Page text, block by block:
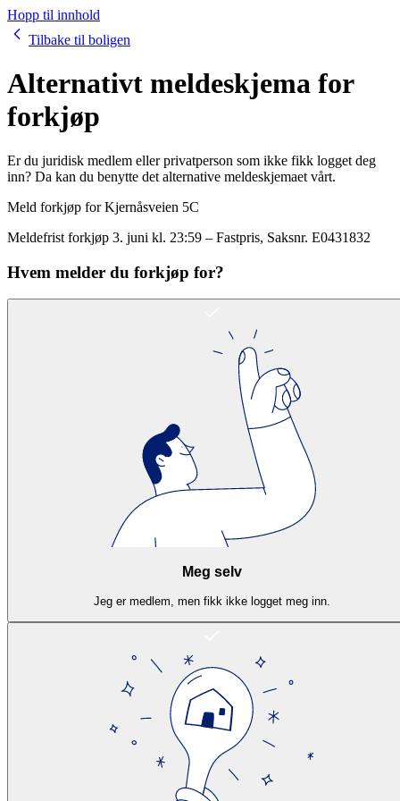
Hopp til innhold
Tilbake til boligen
Alternativt meldeskjema for
forkjøp
Er du juridisk medlem eller privatperson som ikke fikk logget deg
inn? Da kan du benytte det alternative meldeskjemaet vårt.
Meld forkjøp forKjernåsveien 5C
Meldefrist forkjøp 3. juni kl. 23:59 – Fastpris, Saksnr. E0431832
Hvem melder du forkjøp for?
Meg selv
Jeg er medlem, men fikk ikke logget meg inn.